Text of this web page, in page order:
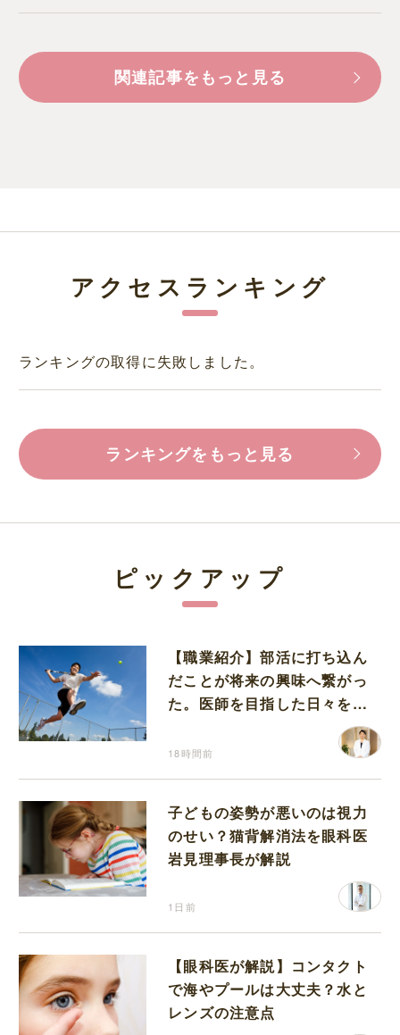
関連記事をもっと見る
アクセスランキング
ランキングの取得に失敗しました。
ランキングをもっと見る
ピックアップ
【職業紹介】部活に打ち込ん
だことが将来の興味へ繋がっ
た。医師を目指した日々を振
18時間前
子どもの姿勢が悪いのは視力
のせい？猫背解消法を眼科医
岩見理事長が解説
1日前
【眼科医が解説】コンタクト
で海やプールは大丈夫？水と
レンズの注意点